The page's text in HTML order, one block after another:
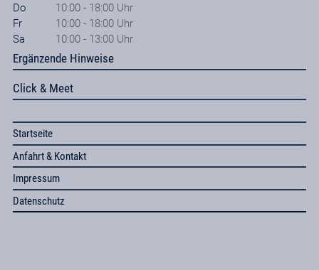
Do
10:00 - 18:00 Uhr
Fr
10:00 - 18:00 Uhr
Sa
10:00 - 13:00 Uhr
Ergänzende Hinweise
Click & Meet
Startseite
Anfahrt & Kontakt
Impressum
Datenschutz